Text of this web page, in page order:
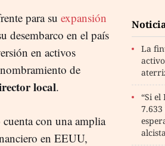
La
“Si
para su expansión
desembarco en el país
en activos
de
local.
con una amplia
en EEUU,